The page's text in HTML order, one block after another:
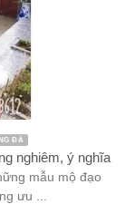
ĐÁ
nghiêm, ý nghĩa
mẫu mộ đạo
ưu ...